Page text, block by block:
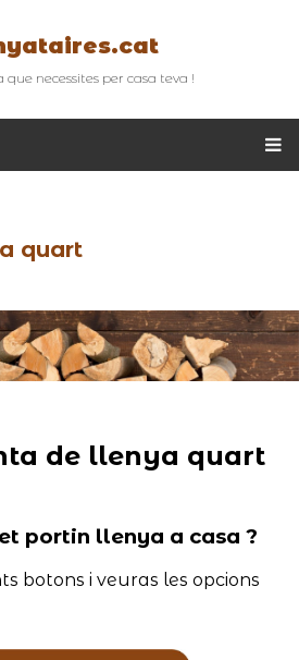
que necessites per casa teva !
quart
de llenya quart
portin llenya a casa ?
botons i veuras les opcions